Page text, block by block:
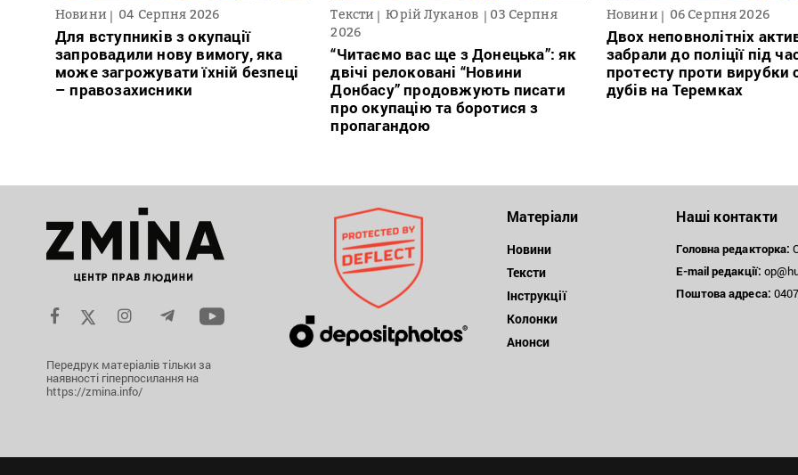
Новини 04 Серпня 2026
Для вступників з окупації
запровадили нову вимогу, яка
може загрожувати їхній безпеці
– правозахисники
Тексти Юрій Луканов
03 Серпня
2026
“Читаємо вас ще з Донецька”: як
двічі релоковані “Новини
Донбасу” продовжують писати
про окупацію та боротися з
пропагандою
Новини 06 Серпня 2026
Двох неповнолітніх
забрали до поліції під
протесту проти вирубки
дубів на Теремках
Передрук матеріалів тільки за
наявності гіперпосилання на
https://zmina.info/
Матеріали
Новини
Тексти
Інструкції
Колонки
Анонси
Наші контакти
Головна редакторка:
E-mail редакції:
Поштоваадреса: